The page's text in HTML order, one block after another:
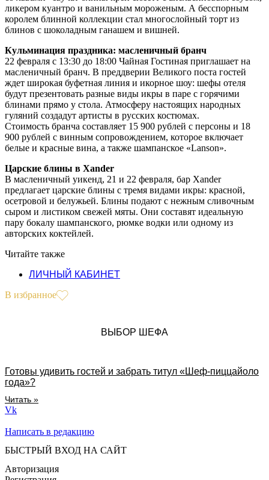
ликером куантро и ванильным мороженым. А бесспорным
королем блинной коллекции стал многослойный торт из
блинов с шоколадным ганашем и вишней.
Кульминация праздника: масленичный бранч
22 февраля с 13:30 до 18:00 Чайная Гостиная приглашает на
масленичный бранч. В преддверии Великого поста гостей
ждет широкая буфетная линия и икорное шоу: шефы отеля
будут презентовать разные виды икры в паре с горячими
блинами прямо у стола. Атмосферу настоящих народных
гуляний создадут артисты в русских костюмах.
Стоимость бранча составляет 15 900 рублей с персоны и 18
900 рублей с винным сопровождением, которое включает
белые и красные вина, а также шампанское «Lanson».
Царские блины в Xander
В масленичный уикенд, 21 и 22 февраля, бар Xander
предлагает царские блины с тремя видами икры: красной,
осетровой и белужьей. Блины подают с нежным сливочным
сыром и листиком свежей мяты. Они составят идеальную
пару бокалу шампанского, рюмке водки или одному из
авторских коктейлей.
Читайте также
ЛИЧНЫЙ КАБИНЕТ
В избранное
ВЫБОР ШЕФА
Готовы удивить гостей и забрать титул «Шеф-пиццайоло
года»?
Читать »
Vk
Написать в редакцию
БЫСТРЫЙ ВХОД НА САЙТ
Авторизация